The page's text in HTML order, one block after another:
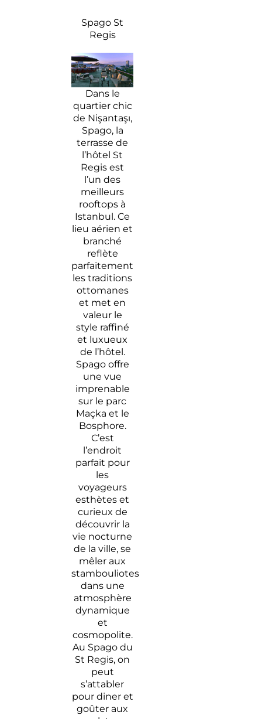
Spago St
Regis
Dans le
quartier chic
de Nişantaşı,
Spago, la
terrasse de
l’hôtel St
Regis est
l’un des
meilleurs
rooftops à
Istanbul. Ce
lieu aérien et
branché
reflète
parfaitement
les traditions
ottomanes
et met en
valeur le
style raffiné
et luxueux
de l’hôtel.
Spago offre
une vue
imprenable
sur le parc
Maçka et le
Bosphore.
C’est
l’endroit
parfait pour
les
voyageurs
esthètes et
curieux de
découvrir la
vie nocturne
de la ville, se
mêler aux
stambouliotes
dans une
atmosphère
dynamique
et
cosmopolite.
Au Spago du
St Regis, on
peut
s’attabler
pour diner et
goûter aux